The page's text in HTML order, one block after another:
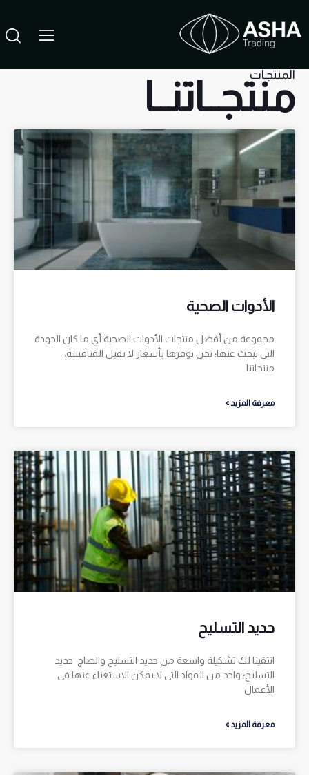
المنتجـات
منتجــاتنــا
الأدوات الصحية
مجموعة من أفضل منتجات الأدوات الصحية أي ما كان الجودة
التي تبحث عنها؛ نحن نوفرها بأسعار لا تقبل المنافسة،
منتجاتنا
معرفة المزيد »
حديد التسليح
انتقينا لك تشكيلة واسعة من حديد التسليح والصاج حديد
التسليح؛ واحد من المواد التى لا يمكن الاستغناء عنها فى
الأعمال
معرفة المزيد »